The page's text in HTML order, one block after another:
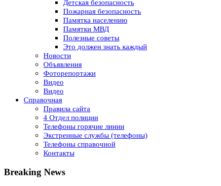
Детская безопасность
Пожарная безопасность
Памятка населению
Памятки МВД
Полезные советы
Это должен знать каждый
Новости
Объявления
Фоторепортажи
Видео
Видео
Справочная
Правила сайта
4 Отдел полиции
Телефоны горячие линии
Экстренные службы (телефоны)
Телефоны справочной
Контакты
Breaking News